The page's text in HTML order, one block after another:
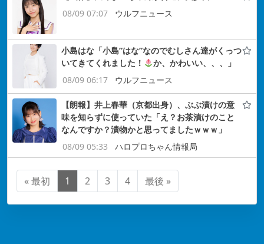
08/09 07:07
ウルフニュース
小島はな「小島”はな”なのでむしさん達がくっつ
いてきてくれました！
か、かわいい、、、」
08/09 06:17
ウルフニュース
【朗報】井上春華（京都出身）、ぶぶ漬けの意
味を知らずに使っていた「え？お茶漬けのこと
なんですか？漬物かと思ってましたｗｗｗ」
08/09 05:33
ハロプロちゃん情報局
« 最初 1 2 3 4 最後 »